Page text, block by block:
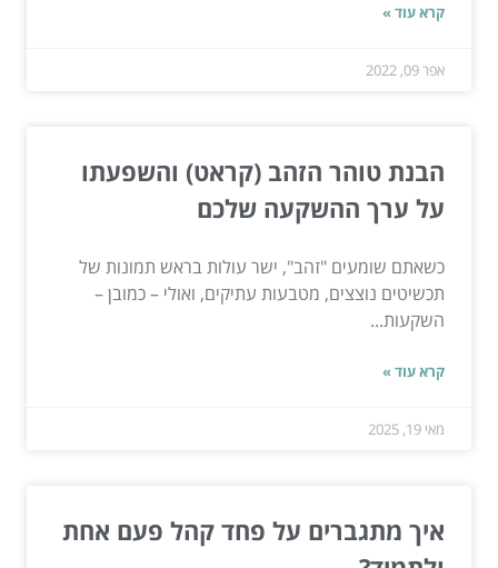
קרא עוד »
אפר 09, 2022
הבנת טוהר הזהב (קראט) והשפעתו
על ערך ההשקעה שלכם
כשאתם שומעים "זהב", ישר עולות בראש תמונות של
תכשיטים נוצצים, מטבעות עתיקים, ואולי – כמובן –
השקעות...
קרא עוד »
מאי 19, 2025
איך מתגברים על פחד קהל פעם אחת